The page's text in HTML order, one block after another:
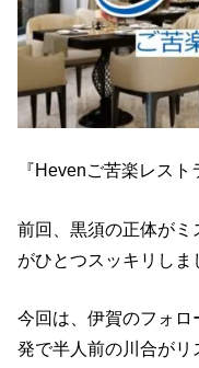
『Hevenご苦楽レスト
前回、黒須の正体が
がひとつスッキリしま
今回は、伊賀のフォ
発で半人前の川合が